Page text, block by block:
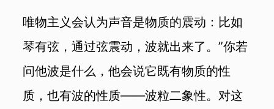
唯物主义会认为声音是物质的震动：比如
琴有弦，通过弦震动，波就出来了。”你若
问他波是什么，他会说它既有物质的性
质，也有波的性质——波粒二象性。对这